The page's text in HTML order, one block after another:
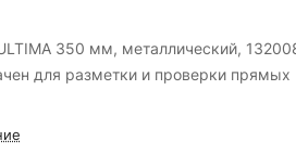
350 мм, металлический,
для разметки и проверки прямых